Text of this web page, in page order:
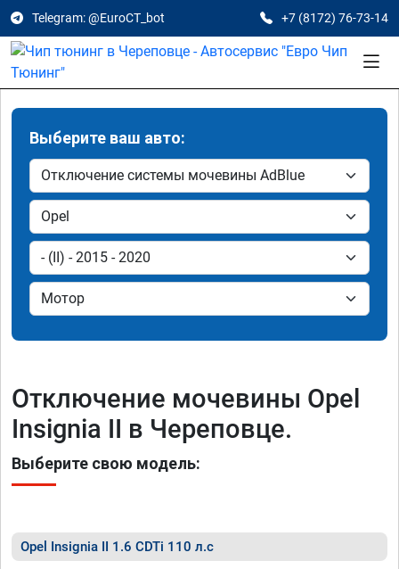
Telegram: @EuroCT_bot +7 (8172) 76-73-14
Выберите ваш авто:
Отключение мочевины Opel
Insignia II в Череповце.
Выберите свою модель:
Opel Insignia II 1.6 CDTi 110 л.с